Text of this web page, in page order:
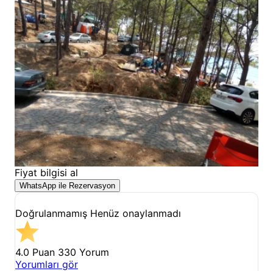
Fiyat bilgisi al
WhatsApp ile Rezervasyon
Doğrulanmamış Henüz onaylanmadı
4.0 Puan 330 Yorum
Yorumları gör